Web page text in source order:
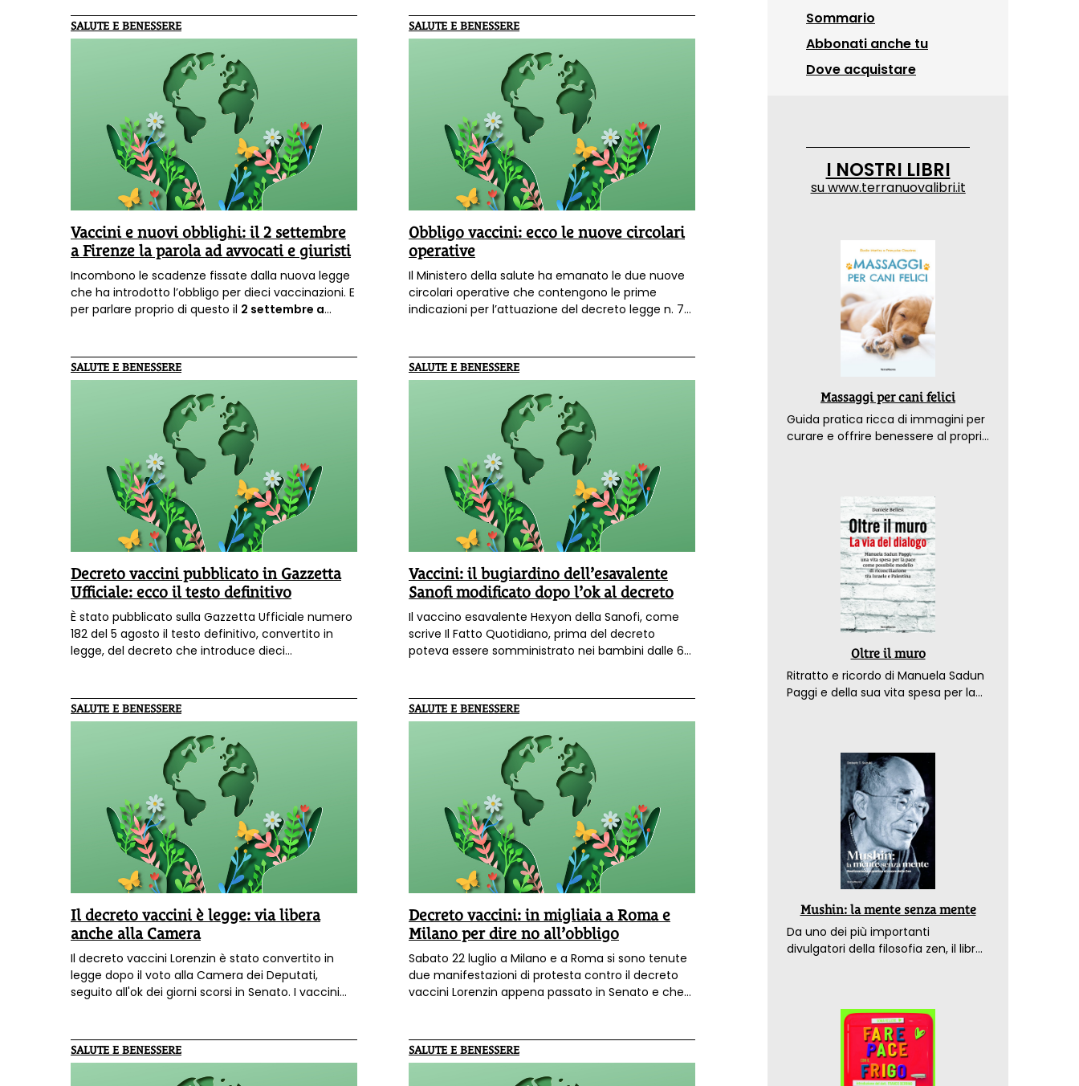
SALUTE E BENESSERE
Vaccini e nuovi obblighi: il 2 settembre
a Firenze la parola ad avvocati e giuristi
Incombono le scadenze fissate dalla nuova legge
che ha introdotto l’obbligo per dieci vaccinazioni. E
per parlare proprio di questo il 2 settembre a
libertà di cura. Analisi e suggerimenti di
avvocati e giuristi”.POSTI ESAURITI con le
prenotazioni. IL CONVEGNO VERRA'
VIDEORIPRESO E I VIDEO SARANNO RESI
SALUTE E BENESSERE
Obbligo vaccini: ecco le nuove circolari
operative
Il Ministero della salute ha emanato le due nuove
circolari operative che contengono le prime
indicazioni per l’attuazione del decreto legge n. 73
dell'Istruzione ha inviato alle scuole la circolate
esplicative per le procedure da seguire. Intanto il 2
settembre incontro pubblico nazionale a Firenze
con avvocati e giuristi per entrare nel merito delle
nuove situazioni da affrontare.
SALUTE E BENESSERE
Decreto vaccini pubblicato in Gazzetta
Ufficiale: ecco il testo definitivo
È stato pubblicato sulla Gazzetta Ufficiale numero
182 del 5 agosto il testo definitivo, convertito in
legge, del decreto che introduce dieci
SALUTE E BENESSERE
Vaccini: il bugiardino dell’esavalente
Sanofi modificato dopo l’ok al decreto
Il vaccino esavalente Hexyon della Sanofi, come
scrive Il Fatto Quotidiano, prima del decreto
poteva essere somministrato nei bambini dalle 6
è stato modificato e ora può essere
somministrato anche ai bambini più grandi, ai
SALUTE E BENESSERE
Il decreto vaccini è legge: via libera
anche alla Camera
Il decreto vaccini Lorenzin è stato convertito in
legge dopo il voto alla Camera dei Deputati,
seguito all'ok dei giorni scorsi in Senato. I vaccini
comunque le famiglie anche se non c'è più
l'obbligo di segnalazione da parte delle Asl. Ecco il
testo del provvedimento.
SALUTE E BENESSERE
Decreto vaccini: in migliaia a Roma e
Milano per dire no all’obbligo
Sabato 22 luglio a Milano e a Roma si sono tenute
due manifestazioni di protesta contro il decreto
vaccini Lorenzin appena passato in Senato e che
SALUTE E BENESSERE SALUTE E BENESSERE
Sommario
Abbonati anche tu
Dove acquistare
I NOSTRI LIBRI
suwww.terranuovalibri.it
Massaggi per cani felici
Guida pratica ricca di immagini per
curare e offrire benessere al proprio
Oltre il muro
Ritratto e ricordo di Manuela Sadun
Paggi e della sua vita spesa per la
Mushin: la mente senza mente
Da uno dei più importanti
divulgatori della filosofia zen, il libro